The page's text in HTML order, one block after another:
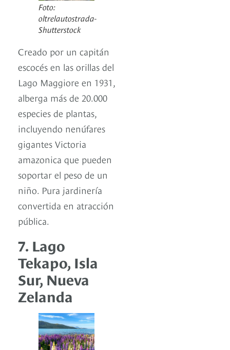
Foto:
oltrelautostrada-
Shutterstock
Creado por un capitán
escocés en las orillas del
Lago Maggiore en 1931,
alberga más de 20.000
especies de plantas,
incluyendo nenúfares
gigantes Victoria
amazonica que pueden
soportar el peso de un
niño. Pura jardinería
convertida en atracción
pública.
7. Lago
Tekapo, Isla
Sur, Nueva
Zelanda